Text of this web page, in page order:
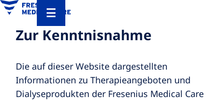
Zur Kenntnisnahme
Die auf dieser Website dargestellten
Informationen zu Therapieangeboten und
Dialyseprodukten der Fresenius Medical Care